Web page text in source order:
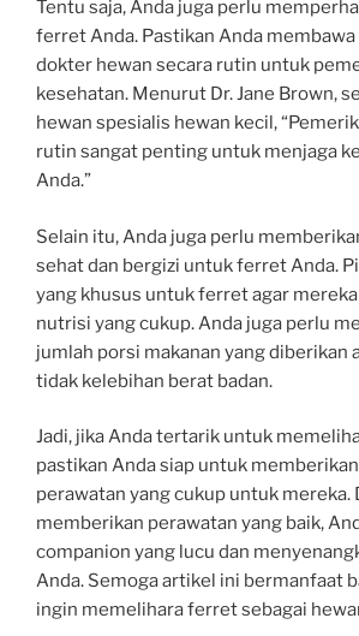
Tentu saja, Anda juga perlu
ferret Anda. Pastikan Anda
dokter hewan secara rutin untuk
kesehatan. Menurut Dr. Jane Brown,
hewan spesialis hewan kecil,
rutin sangat penting untuk menjaga
Anda.”
Selain itu, Anda juga perlu
sehat dan bergizi untuk ferret Anda.
yang khusus untuk ferret agar
nutrisi yang cukup. Anda juga perlu
jumlah porsi makanan yang diberikan
tidak kelebihan berat badan.
Jadi, jika Anda tertarik untuk
pastikan Anda siap untuk
perawatan yang cukup untuk mereka.
memberikan perawatan yang baik,
companion yang lucu dan
Anda. Semoga artikel ini bermanfaat
ingin memelihara ferret sebagai